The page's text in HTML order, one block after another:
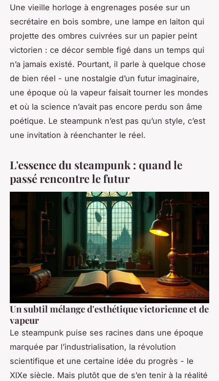
Une vieille horloge à engrenages posée sur un
secrétaire en bois sombre, une lampe en laiton qui
projette des ombres cuivrées sur un papier peint
victorien : ce décor semble figé dans un temps qui
n’a jamais existé. Pourtant, il parle à quelque chose
de bien réel - une nostalgie d’un futur imaginaire,
une époque où la vapeur faisait tourner les mondes
et où la science n’avait pas encore perdu son âme
poétique. Le steampunk n’est pas qu’un style, c’est
une invitation à réenchanter le réel.
L'essence du steampunk : quand le
passé rencontre le futur
Un subtil mélange d'esthétique victorienne et de
vapeur
Le steampunk puise ses racines dans une époque
marquée par l’industrialisation, la révolution
scientifique et une certaine idée du progrès - le
XIXe siècle. Mais plutôt que de s’en tenir à la réalité